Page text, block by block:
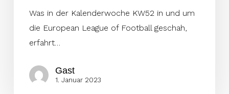
Was in der Kalenderwoche KW52 in und um
die European League of Football geschah,
erfahrt…
Gast
1. Januar 2023